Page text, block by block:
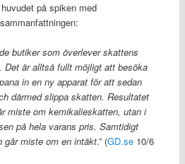
på spiken med
butiker som överlever skattens
Det är alltså fullt möjligt att besöka
in en ny apparat för att sedan
därmed slippa skatten. Resultatet
miste om kemikalieskatten, utan i
på hela varans pris. Samtidigt
går miste om en intäkt.” (GD.se10/6